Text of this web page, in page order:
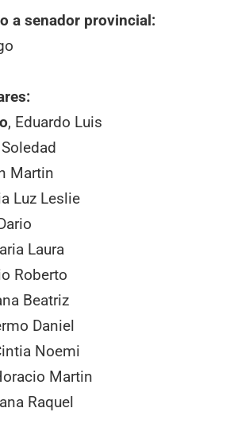
a senador provincial:
, Eduardo Luis
Martin
Luz Leslie
Laura
Roberto
Beatriz
Daniel
Noemi
Martin
Raquel